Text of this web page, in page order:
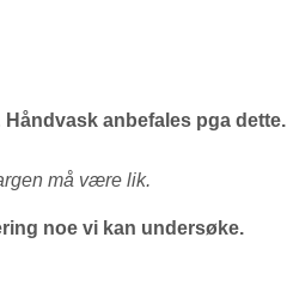
Håndvask anbefales pga dette.
må være lik.
noe vi kan undersøke.